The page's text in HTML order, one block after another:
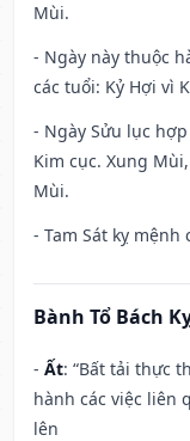
Mùi.
- Ngày này thuộc
các tuổi: Kỷ Hợi vì
- Ngày Sửu lục
Kim cục. Xung
Mùi.
- Tam Sát kỵ mệnh
Bành Tổ Bách
- Ất: “Bất tải thực
hành các việc liên
lên